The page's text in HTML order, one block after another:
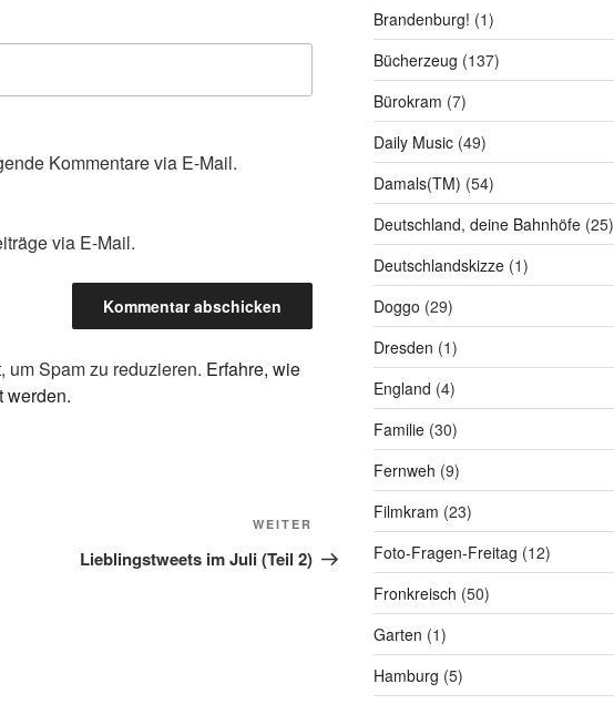
Kommentare via E-Mail.
via E-Mail.
um Spam zu reduzieren. Erfahre, wie
werden.
Nächster
Beitrag
WEITER
Lieblingstweets im Juli (Teil 2)
Brandenburg! (1)
Bücherzeug (137)
Bürokram (7)
Daily Music(49)
Damals(TM) (54)
Deutschland, deine Bahnhöfe(25)
Deutschlandskizze(1)
Doggo (29)
Dresden (1)
England (4)
Familie(30)
Fernweh (9)
Filmkram (23)
Foto-Fragen-Freitag (12)
Fronkreisch (50)
Garten (1)
Hamburg (5)